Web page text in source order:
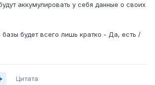
аккумулировать у себя данные о своих
будет всего лишь кратко - Да, есть /
Цитата